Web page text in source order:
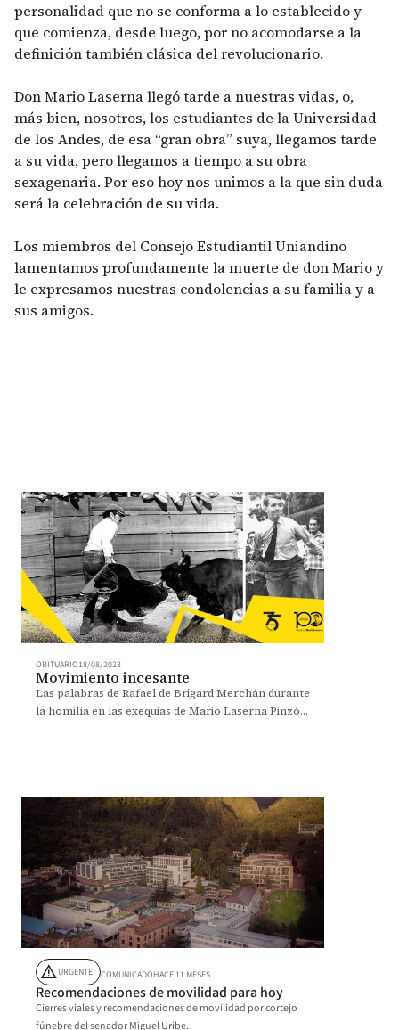
personalidad que no se conforma a lo establecido y
que comienza, desde luego, por no acomodarse a la
definición también clásica del revolucionario.
Don Mario Laserna llegó tarde a nuestras vidas, o,
más bien, nosotros, los estudiantes de la Universidad
de los Andes, de esa “gran obra” suya, llegamos tarde
a su vida, pero llegamos a tiempo a su obra
sexagenaria. Por eso hoy nos unimos a la que sin duda
será la celebración de su vida.
Los miembros del Consejo Estudiantil Uniandino
lamentamos profundamente la muerte de don Mario y
le expresamos nuestras condolencias a su familia y a
sus amigos.
OBITUARIO18/08/2023
Movimiento incesante
Las palabras de Rafael de Brigard Merchán durante
la homilía en las exequias de Mario Laserna Pinzón
warningURGENTE COMUNICADOHACE 11 MESES
Recomendaciones de movilidad para hoy
Cierres viales y recomendaciones de movilidad por cortejo
fúnebre del senador Miguel Uribe.